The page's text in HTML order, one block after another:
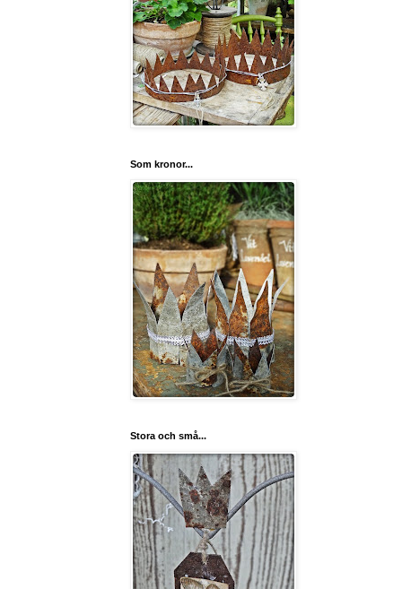
Som kronor...
Stora och små...